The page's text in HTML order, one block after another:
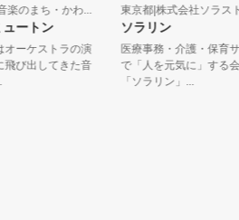
のまち・かわ...
トン
ケストラの演
出してきた音
東京都|株式会社ソラスト
ソラリン
医療事務・介護・保育サー
で「人を元気に」する会社
「ソラリン」...